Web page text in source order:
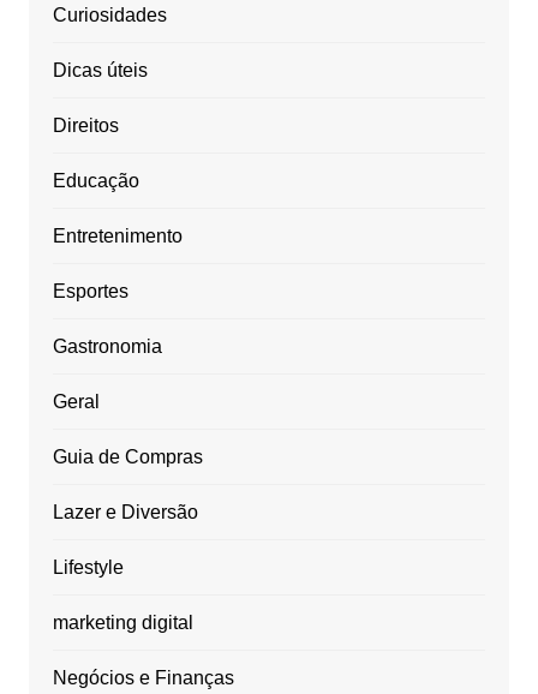
Curiosidades
Dicas úteis
Direitos
Educação
Entretenimento
Esportes
Gastronomia
Geral
Guia de Compras
Lazer e Diversão
Lifestyle
marketing digital
Negócios e Finanças